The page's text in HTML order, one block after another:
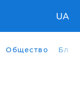
UA
Общество